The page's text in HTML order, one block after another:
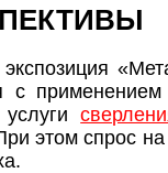
применением
услуги
этом спрос